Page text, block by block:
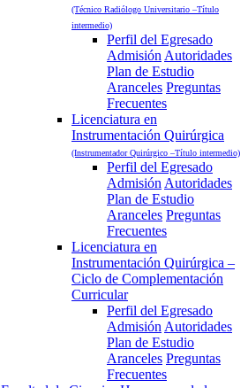
(Técnico Radiólogo Universitario –Título
intermedio)
Perfil del Egresado
Admisión Autoridades
Plan de Estudio
Aranceles Preguntas
Frecuentes
Licenciatura en
Instrumentación Quirúrgica
(Instrumentador Quirúrgico –Título intermedio)
Perfil del Egresado
Admisión Autoridades
Plan de Estudio
Aranceles Preguntas
Frecuentes
Licenciatura en
Instrumentación Quirúrgica –
Ciclo de Complementación
Curricular
Perfil del Egresado
Admisión Autoridades
Plan de Estudio
Aranceles Preguntas
Frecuentes